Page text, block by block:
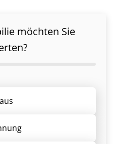
möchten Sie